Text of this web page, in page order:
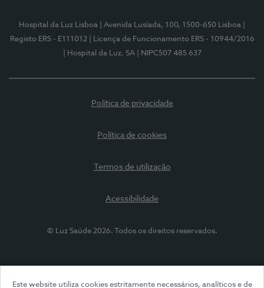
Este website utiliza cookies estritamente necessários, analíticos e de
Hospital da Luz Lisboa | Avenida Lusíada, 100, 1500-650 Lisboa
Registo ERS - E111012
| Licença de Funcionamento ERS - 10944/2016
| Hospital da Luz, SA
| NIPC507 485 637
Política de privacidade
Política de cookies
Termos de utilização
Acessibilidade
© Luz Saúde 2026. Todos os direitos reservados.